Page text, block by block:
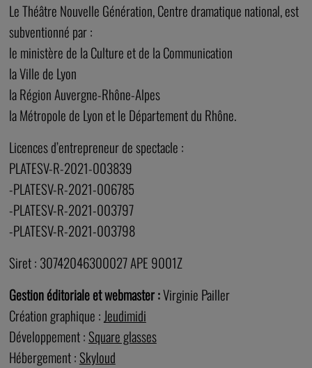
Le Théâtre Nouvelle Génération, Centre dramatique national, est
subventionné par :
le ministère de la Culture et de la Communication
la Ville de Lyon
la Région Auvergne-Rhône-Alpes
la Métropole de Lyon et le Département du Rhône.
Licences d’entrepreneur de spectacle :
PLATESV-R-2021-003839
-PLATESV-R-2021-006785
-PLATESV-R-2021-003797
-PLATESV-R-2021-003798
Siret : 30742046300027 APE 9001Z
Gestion éditoriale et webmaster :Virginie Pailler
Création graphique :Jeudimidi
Développement : Square glasses
Hébergement : Skyloud